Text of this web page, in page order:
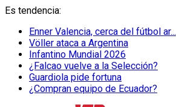
Es tendencia:
Enner Valencia, cerca del fútbol ar...
Völler ataca a Argentina
Infantino Mundial 2026
¿Falcao vuelve a la Selección?
Guardiola pide fortuna
¿Compran equipo de Ecuador?